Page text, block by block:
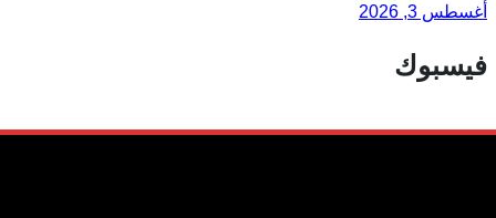
أغسطس 3, 2026
فيسبوك